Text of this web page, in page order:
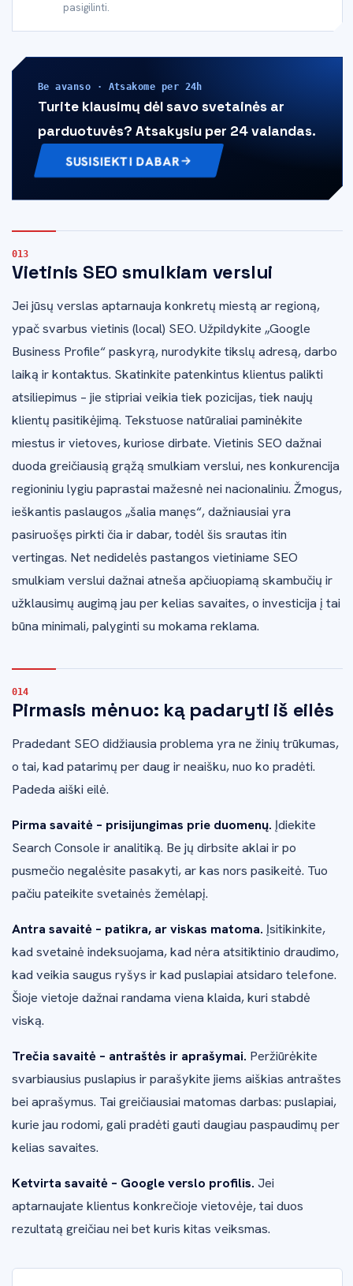
pasigilinti.
Be avanso · Atsakome per 24h
Turite klausimų dėl savo svetainės ar
parduotuvės? Atsakysiu per 24 valandas.
SUSISIEKTI DABAR
Vietinis SEO smulkiam verslui
Jei jūsų verslas aptarnauja konkretų miestą ar regioną,
ypač svarbus vietinis (local) SEO. Užpildykite „Google
Business Profile“ paskyrą, nurodykite tikslų adresą, darbo
laiką ir kontaktus. Skatinkite patenkintus klientus palikti
atsiliepimus – jie stipriai veikia tiek pozicijas, tiek naujų
klientų pasitikėjimą. Tekstuose natūraliai paminėkite
miestus ir vietoves, kuriose dirbate. Vietinis SEO dažnai
duoda greičiausią grąžą smulkiam verslui, nes konkurencija
regioniniu lygiu paprastai mažesnė nei nacionaliniu. Žmogus,
ieškantis paslaugos „šalia manęs“, dažniausiai yra
pasiruošęs pirkti čia ir dabar, todėl šis srautas itin
vertingas. Net nedidelės pastangos vietiniame SEO
smulkiam verslui dažnai atneša apčiuopiamą skambučių ir
užklausimų augimą jau per kelias savaites, o investicija į tai
būna minimali, palyginti su mokama reklama.
Pirmasis mėnuo: ką padaryti iš eilės
Pradedant SEO didžiausia problema yra ne žinių trūkumas,
o tai, kad patarimų per daug ir neaišku, nuo ko pradėti.
Padeda aiški eilė.
Pirma savaitė – prisijungimas prie duomenų. Įdiekite
Search Console ir analitiką. Be jų dirbsite aklai ir po
pusmečio negalėsite pasakyti, ar kas nors pasikeitė. Tuo
pačiu pateikite svetainės žemėlapį.
Antra savaitė – patikra, ar viskas matoma. Įsitikinkite,
kad svetainė indeksuojama, kad nėra atsitiktinio draudimo,
kad veikia saugus ryšys ir kad puslapiai atsidaro telefone.
Šioje vietoje dažnai randama viena klaida, kuri stabdė
viską.
Trečia savaitė – antraštės ir aprašymai. Peržiūrėkite
svarbiausius puslapius ir parašykite jiems aiškias antraštes
bei aprašymus. Tai greičiausiai matomas darbas: puslapiai,
kurie jau rodomi, gali pradėti gauti daugiau paspaudimų per
kelias savaites.
Ketvirta savaitė – Google verslo profilis. Jei
aptarnaujate klientus konkrečioje vietovėje, tai duos
rezultatą greičiau nei bet kuris kitas veiksmas.